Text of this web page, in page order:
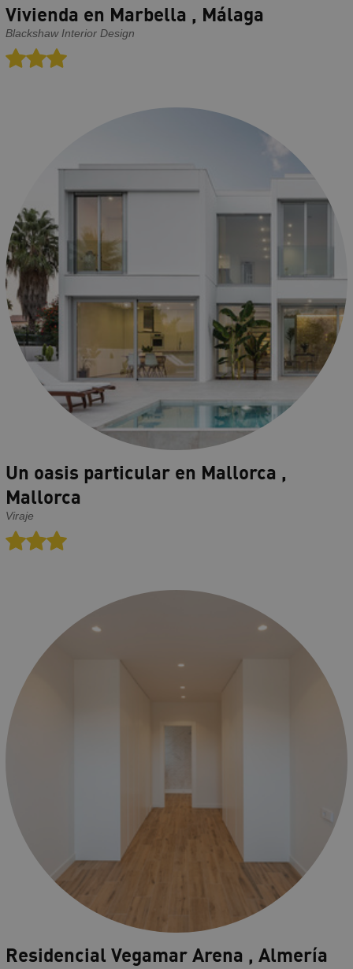
Vivienda en Marbella , Málaga
Blackshaw Interior Design
Un oasis particular en Mallorca ,
Mallorca
Viraje
Residencial Vegamar Arena , Almería